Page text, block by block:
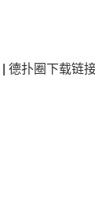
德扑圈下载链